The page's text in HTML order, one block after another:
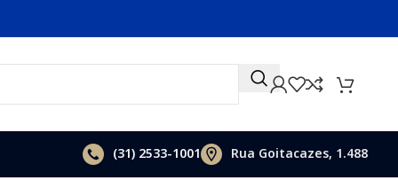
(31) 2533-1001 Rua Goitacazes, 1.488